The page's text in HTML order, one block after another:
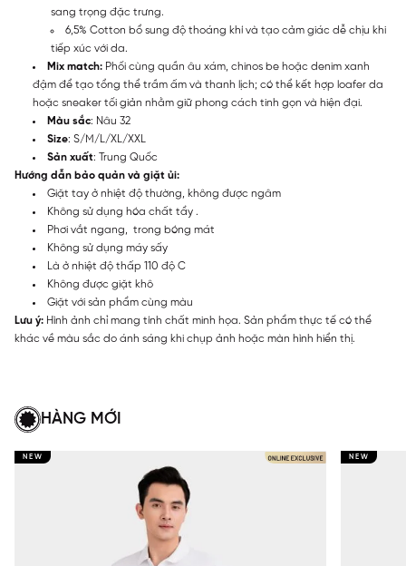
sang trọng đặc trưng.
6,5% Cotton bổ sung độ thoáng khí và tạo cảm giác dễ chịu khi
tiếp xúc với da.
Mix match: Phối cùng quần âu xám, chinos be hoặc denim xanh
đậm để tạo tổng thể trầm ấm và thanh lịch; có thể kết hợp loafer da
hoặc sneaker tối giản nhằm giữ phong cách tinh gọn và hiện đại.
Màu sắc: Nâu 32
Size: S/M/L/XL/XXL
Sản xuất: Trung Quốc
Hướng dẫn bảo quản và giặt ủi:
Giặt tay ở nhiệt độ thường, không được ngâm
Không sử dụng hóa chất tẩy .
Phơi vắt ngang, trong bóng mát
Không sử dụng máy sấy
Là ở nhiệt độ thấp 110 độ C
Không được giặt khô
Giặt với sản phẩm cùng màu
Lưu ý: Hình ảnh chỉ mang tính chất minh họa. Sản phẩm thực tế có thể
khác về màu sắc do ánh sáng khi chụp ảnh hoặc màn hình hiển thị.
HÀNG MỚI
NEW NEW